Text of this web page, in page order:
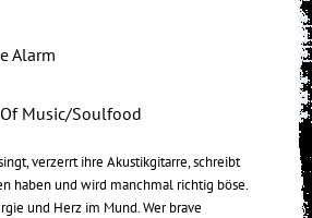
Alarm
Music/Soulfood
verzerrt ihre Akustikgitarre, schreibt
haben und wird manchmal richtig böse.
und Herz im Mund. Wer brave